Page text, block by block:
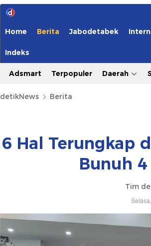
Home Berita Jabodetabek
Indeks
Adsmart Terpopuler Daerah
detikNews Berita
6 Hal Terungkap
Bunuh 4
Tim